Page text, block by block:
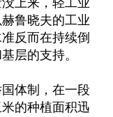
上来，轻工业
鲁晓夫的工业
反而在持续倒
层的支持。
体制，在一段
的种植面积迅